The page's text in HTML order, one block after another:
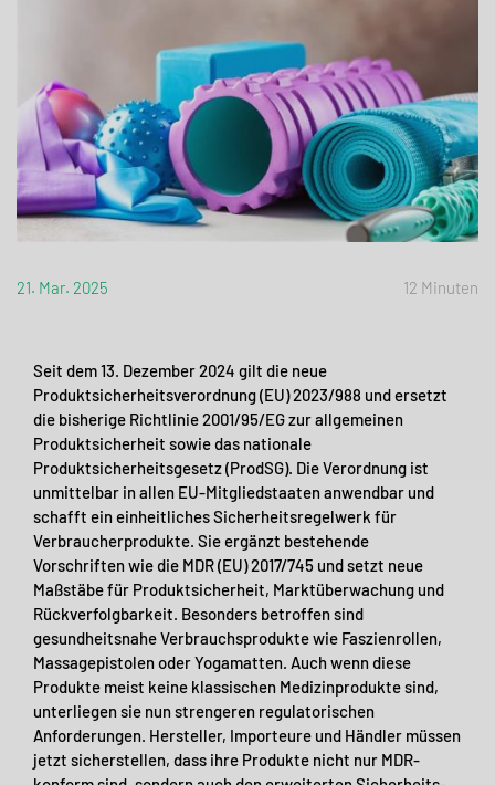
21. Mar. 2025 12 Minuten
Seit dem 13. Dezember 2024 gilt die neue
Produktsicherheitsverordnung (EU) 2023/988 und ersetzt
die bisherige Richtlinie 2001/95/EG zur allgemeinen
Produktsicherheit sowie das nationale
Produktsicherheitsgesetz (ProdSG). Die Verordnung ist
unmittelbar in allen EU-Mitgliedstaaten anwendbar und
schafft ein einheitliches Sicherheitsregelwerk für
Verbraucherprodukte. Sie ergänzt bestehende
Vorschriften wie die MDR (EU) 2017/745 und setzt neue
Maßstäbe für Produktsicherheit, Marktüberwachung und
Rückverfolgbarkeit. Besonders betroffen sind
gesundheitsnahe Verbrauchsprodukte wie Faszienrollen,
Massagepistolen oder Yogamatten. Auch wenn diese
Produkte meist keine klassischen Medizinprodukte sind,
unterliegen sie nun strengeren regulatorischen
Anforderungen. Hersteller, Importeure und Händler müssen
jetzt sicherstellen, dass ihre Produkte nicht nur MDR-